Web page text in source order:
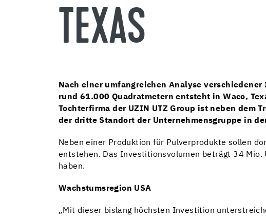
TEXAS
Nach einer umfangreichen Analyse
rund 61.000 Quadratmetern entsteht in Waco,
Tochterfirma der UZIN UTZ Group ist neben dem
der dritte Standort der Unternehmensgruppe in
Neben einer Produktion für Pulverprodukte sollen
entstehen. Das Investitionsvolumen beträgt 34
haben.
Wachstumsregion USA
„Mit dieser bislang höchsten Investition